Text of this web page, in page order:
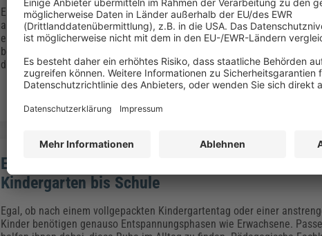
Es ist passiert: Ein Kind ist gestürzt, vielleicht sogar ohnmächtig
anderen Grund Erste Hilfe. Jetzt dürfen Erzieherinnen und Erzieher
entsprechenden Erste-Hilfe-Maßnahmen können sie die meisten
bei der Ersten Hilfe im Kindergarten konkret zu beachten? Welche
die Erwachsenen speziell geschult sein?
Einfache Entspannungsübungen für Kinder – von
Kindergarten bis Schule
Egal, ob nach einem vollgepackten Kindergartentag oder einer
Kinder benötigen genauso Entspannungsphasen wie Erwachsene.